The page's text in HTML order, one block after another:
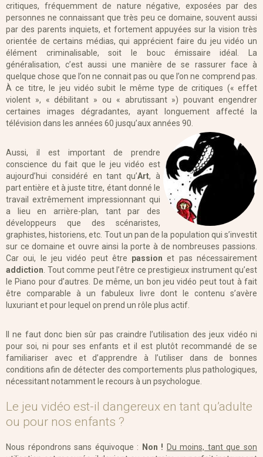
critiques, fréquemment de nature négative, exposées par des
personnes ne connaissant que très peu ce domaine, souvent aussi
par des parents inquiets, et fortement appuyées sur la vision très
orientée de certains médias, qui apprécient faire du jeu vidéo un
élément criminalisable, soit le bouc émissaire idéal. La
généralisation, c’est aussi une manière de se rassurer face à
quelque chose que l’on ne connait pas ou que l’on ne comprend pas.
À ce titre, le jeu vidéo subit le même type de critiques (« effet
violent », « débilitant » ou « abrutissant ») pouvant engendrer
certaines images dégradantes, ayant longuement affecté la
télévision dans les années 60 jusqu’aux années 90.
Aussi, il est important de prendre
conscience du fait que le jeu vidéo est
aujourd’hui considéré en tant qu’Art, à
part entière et à juste titre, étant donné le
travail extrêmement impressionnant qui
a lieu en arrière-plan, tant par des
développeurs que des scénaristes,
graphistes, historiens, etc. Tout un pan de la population qui s’investit
sur ce domaine et ouvre ainsi la porte à de nombreuses passions.
Car oui, le jeu vidéo peut être passion et pas nécessairement
addiction . Tout comme peut l’être ce prestigieux instrument qu’est
le Piano pour d’autres. De même, un bon jeu vidéo peut tout à fait
être comparable à un fabuleux livre dont le contenu s’avère
luxuriant et pour lequel on prend un rôle plus actif.
Il ne faut donc bien sûr pas craindre l’utilisation des jeux vidéo ni
pour soi, ni pour ses enfants et il est plutôt recommandé de se
familiariser avec et d’apprendre à l’utiliser dans de bonnes
conditions afin de détecter des comportements plus pathologiques,
nécessitant notamment le recours à un psychologue.
Le jeu vidéo est-il dangereux en tant qu’adulte
ou pour nos enfants ?
Nous répondrons sans équivoque : Non ! Du moins, tant que son